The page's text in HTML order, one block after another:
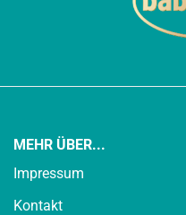
MEHR ÜBER...
Impressum
Kontakt